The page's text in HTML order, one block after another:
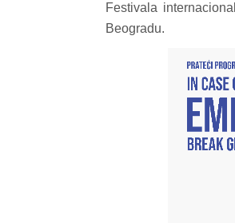
Festivala
Beogradu.